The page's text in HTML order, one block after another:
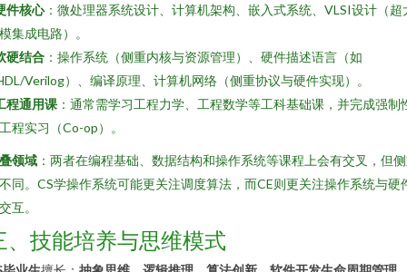
件核心：微处理器系统设计、计算机架构、嵌入式系统、VLSI设计（超
集成电路）。
硬结合 ：操作系统（侧重内核与资源管理）、硬件描述语言（如
Verilog）、编译原理、计算机网络（侧重协议与硬件实现）。
程通用课 ：通常需学习工程力学、工程数学等工科基础课，并完成强制
程实习（Co-op）。
领域 ：两者在编程基础、数据结构和操作系统等课程上会有交叉，但
同。CS学操作系统可能更关注调度算法，而CE则更关注操作系统与硬
互。
、技能培养与思维模式